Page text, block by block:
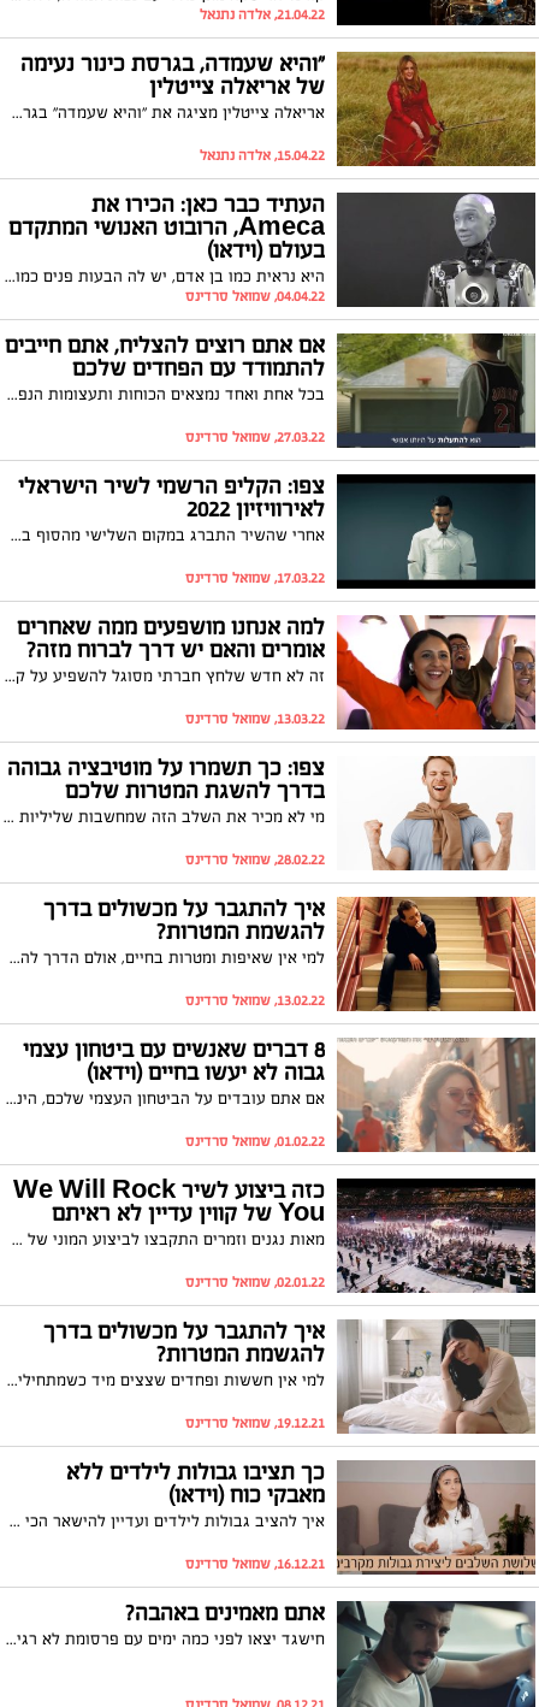
21.04.22, אלדה נתנאל
"והיא שעמדה, בגרסת כינור נעימה
של אריאלה צייטלין
אריאלה צייטלין מציגה את "והיא שעמדה" בגרסה כינור מופלאה ןסוחפת את הנפש עם צלילי הכינור , שתהיה לכם האזנה נעימה וחג שמח
15.04.22, אלדה נתנאל
העתיד כבר כאן: הכירו את
Ameca, הרובוט האנושי המתקדם
בעולם (וידאו)
היא נראית כמו בן אדם, יש לה הבעות פנים כמו של בן אדם ויודעת לנהל שיחה חולין כמו אדם רגיל: הרובוטית Ameca ללא ספק קובעת סטנדרט חדש בעולם הרובוטים האנושיים. צפו
04.04.22, שמואל סרדינס
אם אתם רוצים להצליח, אתם חייבים
להתמודד עם הפחדים שלכם
בכל אחת ואחד נמצאים הכוחות ותעצומות הנפש להתגבר ולהתמודד על הפחדים שצפים ברגע שמתחילים לנוע לעבר המטרות והיעדים שלנו. כך תעשו זאת נכון
27.03.22, שמואל סרדינס
צפו: הקליפ הרשמי לשיר הישראלי
לאירוויזיון 2022
אחרי שהשיר התברג במקום השלישי מהסוף בהימורים, השבוע נחשפה הגרסה החדשה לשיר הישראלי לאירוויזיון 2022 שיבצע מיכאל בן דוד. על ההפקה החדשה היה אמון המפיק פרינס פוקס, שלאחרונה עבד עם סטטיק ובן אל. צפו
17.03.22, שמואל סרדינס
למה אנחנו מושפעים ממה שאחרים
אומרים והאם יש דרך לברוח מזה?
זה לא חדש שלחץ חברתי מסוגל להשפיע על קבלת ההחלטות שלנו ולעתים אפילו על ההצלחה שלנו בדבר מסוים. עד לאילו רמות הקול של הסביבה שלנו יכול להגיע והאם יש דרך לברוח מזה? צפו
13.03.22, שמואל סרדינס
צפו: כך תשמרו על מוטיבציה גבוהה
בדרך להשגת המטרות שלכם
מי לא מכיר את השלב הזה שמחשבות שליליות מתחילות לכרסם בכוח הרצון שלנו ומרחיקות אותנו עוד ועוד מהיעדים שהצבנו לעצמנו. הכלים הבאים שבסרטון יסייעו לכם להתמודד עם אותן המחשבות, לטפח הערכה עצמית ולשמור על מוטיבציה גבוהה בדרך להשגת המטרות שלכם. צפו
28.02.22, שמואל סרדינס
איך להתגבר על מכשולים בדרך
להגשמת המטרות?
למי אין שאיפות ומטרות בחיים, אולם הדרך להשגתם לא תמיד פשוטה ולעתים אף רצופה מכשולים. כך תעשו את זה נכון - צפו
13.02.22, שמואל סרדינס
8 דברים שאנשים עם ביטחון עצמי
גבוה לא יעשו בחיים (וידאו)
אם אתם עובדים על הביטחון העצמי שלכם, הינה לכם 8 דברים שלא כדאי לכם לעשות
01.02.22, שמואל סרדינס
כזה ביצוע לשיר We Will Rock
You של קווין עדיין לא ראיתם
מאות נגנים וזמרים התקבצו לביצוע המוני של השיר והרי לפניכם התוצאה המרהיבה...צפו
02.01.22, שמואל סרדינס
איך להתגבר על מכשולים בדרך
להגשמת המטרות?
למי אין חששות ופחדים שצצים מיד כשמתחילים לחשוב על מטרה או יעד שאנו חולמים להגשים? ובכן, כך תוכלו להכין את עצמכם מראש להתמודדות איתם
19.12.21, שמואל סרדינס
כך תציבו גבולות לילדים ללא
מאבקי כוח (וידאו)
איך להציב גבולות לילדים ועדיין להישאר הכי קרובים ומחוברים בלי מאבקי כח ועימותים? מדריכת ההורים והיועצת החינוכית מיכל ברנהם, עם שלושת השלבים ליצירת גבולות מקרבים עם הילדים - צפו
16.12.21, שמואל סרדינס
אתם מאמינים באהבה?
חישגד יצאו לפני כמה ימים עם פרסומת לא רגילה והתסריט שלה עולה על כל דמיון! נכון שזו רק פרסומת אחרי הכל, אבל לנו היא עשתה את זה...צפו